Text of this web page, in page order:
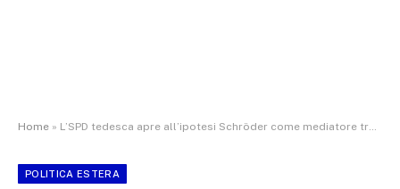
Home » L’SPD tedesca apre all’ipotesi Schröder come mediatore tra UE e Russia
POLITICA ESTERA